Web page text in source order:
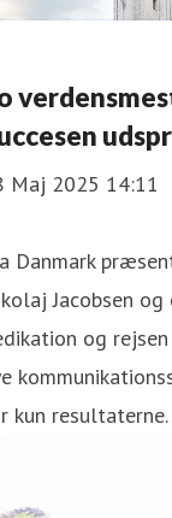
Maj 2025 14:11
Danmark
Jacobsen og
og
kun resultaterne.